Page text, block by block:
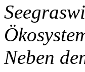
Neben